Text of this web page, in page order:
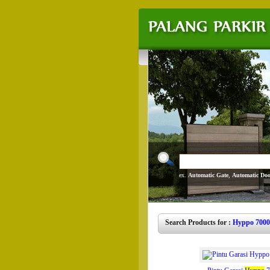
ex. Automatic Gate, Automatic
Search Products for : Hyppo 7000